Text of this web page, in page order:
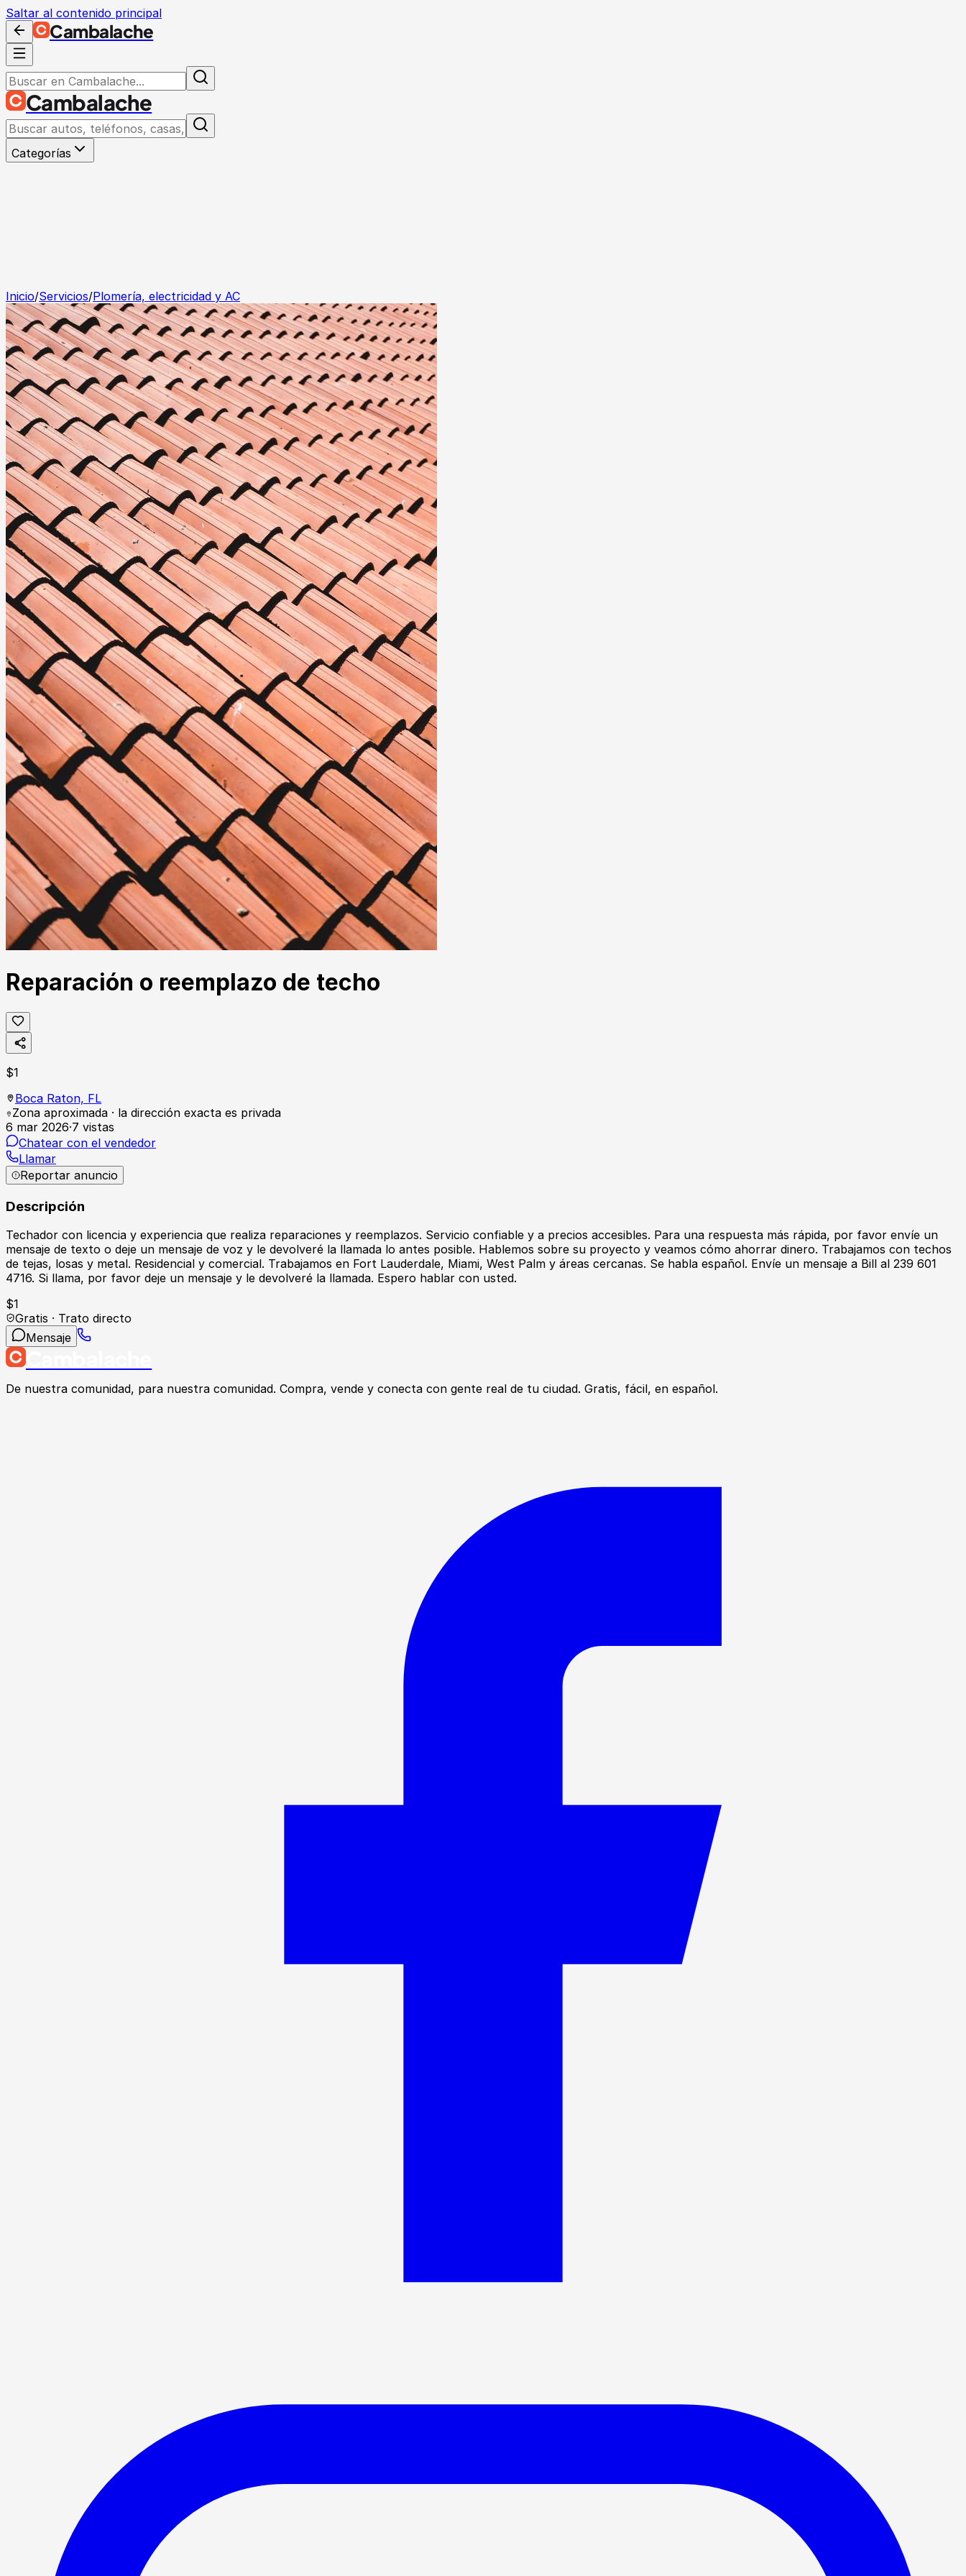
Saltar al contenido principal
Cambalache
Cambalache
Categorías
Inicio/Servicios/Plomería, electricidad y AC
Reparación o reemplazo de techo
$1
Boca Raton, FL
Zona aproximada · la dirección exacta es privada
6 mar 2026·7 vistas
Chatear con el vendedor
Llamar
Reportar anuncio
Descripción
Techador con licencia y experiencia que realiza reparaciones y reemplazos. Servicio confiable y a precios accesibles. Para una respuesta más rápida, por favor envíe un
mensaje de texto o deje un mensaje de voz y le devolveré la llamada lo antes posible. Hablemos sobre su proyecto y veamos cómo ahorrar dinero. Trabajamos con techos
de tejas, losas y metal. Residencial y comercial. Trabajamos en Fort Lauderdale, Miami, West Palm y áreas cercanas. Se habla español. Envíe un mensaje a Bill al 239 601
4716. Si llama, por favor deje un mensaje y le devolveré la llamada. Espero hablar con usted.
$1
Gratis · Trato directo
Mensaje
De nuestra comunidad, para nuestra comunidad. Compra, vende y conecta con gente real de tu ciudad. Gratis, fácil, en español.